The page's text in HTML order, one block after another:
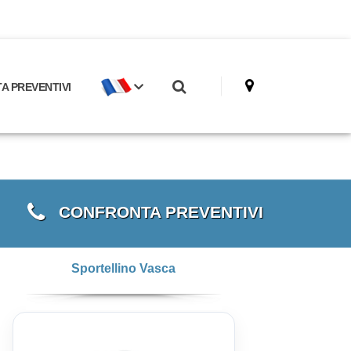
PREVENTIVI
CONFRONTA PREVENTIVI
Sportellino Vasca